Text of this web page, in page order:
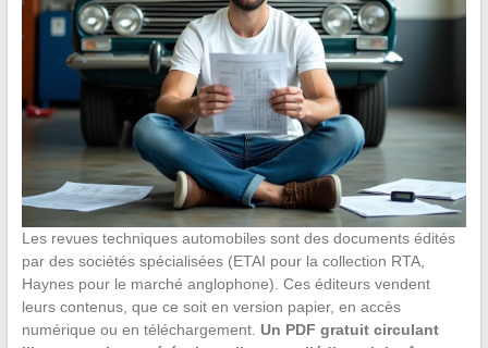
Les revues techniques automobiles sont des documents édités
par des sociétés spécialisées (ETAI pour la collection RTA,
Haynes pour le marché anglophone). Ces éditeurs vendent
leurs contenus, que ce soit en version papier, en accès
numérique ou en téléchargement. Un PDF gratuit circulant